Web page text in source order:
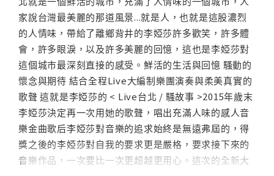
家說台灣最美麗的那道風景...就是人，也就是這股濃烈
的人情味，帶給了離鄉背井的李婭莎許多歡笑，許多體
會，許多眼淚，以及許多美麗的回憶，這也是李婭莎對
這個城市最深刻直接的感受。鮮活的生活與回憶 騷動的
懷念與期待 結合全程Live大編制樂團演奏與柔美真實的
歌聲 這就是李婭莎的 < Live台北 / 騷故事 >2015年歲末
李婭莎決定再一次用她的歌聲，唱出充滿人味的感人音
樂金曲歌后李婭莎對音樂的追求始終是無遠弗屆的，得
獎之後的李婭莎對自我的要求更是嚴格，要求接下來的
音樂作品，一次要比一次更超越更用心。這次的全新大